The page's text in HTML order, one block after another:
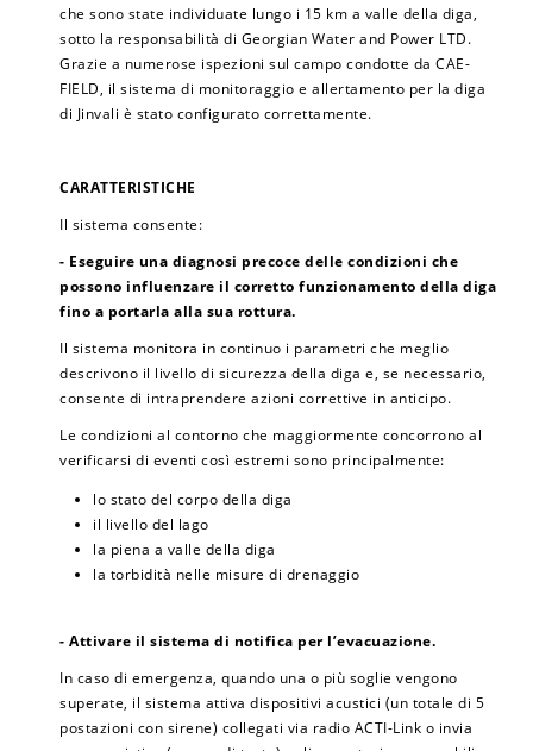
che sono state individuate lungo i 15 km a valle della diga,
sotto la responsabilità di Georgian Water and Power LTD.
Grazie a numerose ispezioni sul campo condotte da CAE-
FIELD, il sistema di monitoraggio e allertamento per la diga
di Jinvali è stato configurato correttamente.
CARATTERISTICHE
Il sistema consente:
- Eseguire una diagnosi precoce delle condizioni che
possono influenzare il corretto funzionamento della diga
fino a portarla alla sua rottura.
Il sistema monitora in continuo i parametri che meglio
descrivono il livello di sicurezza della diga e, se necessario,
consente di intraprendere azioni correttive in anticipo.
Le condizioni al contorno che maggiormente concorrono al
verificarsi di eventi così estremi sono principalmente:
lo stato del corpo della diga
il livello del lago
la piena a valle della diga
la torbidità nelle misure di drenaggio
- Attivare il sistema di notifica per l’evacuazione.
In caso di emergenza, quando una o più soglie vengono
superate, il sistema attiva dispositivi acustici (un totale di 5
postazioni con sirene) collegati via radio ACTI-Link o invia